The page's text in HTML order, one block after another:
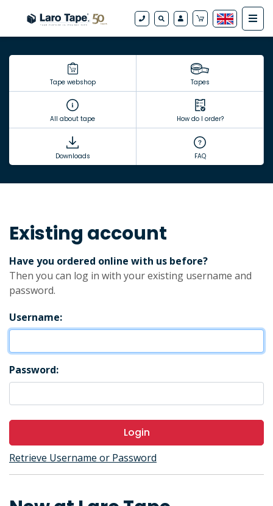
Tape webshop Tapes
All about tape How do I order?
Downloads FAQ
Existing account
Have you ordered online with us before?
Then you can log in with your existing username and
password.
Username:
Password:
Login
Retrieve Username or Password